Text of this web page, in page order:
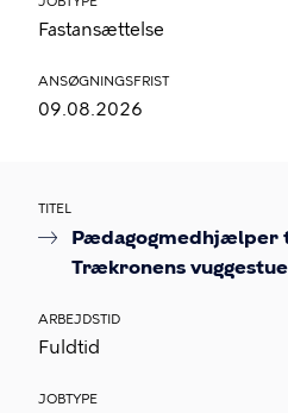
Fastansættelse
ANSØGNINGSFRIST
09.08.2026
TITEL
Pædagogmedhjælper
Trækronens
ARBEJDSTID
Fuldtid
JOBTYPE